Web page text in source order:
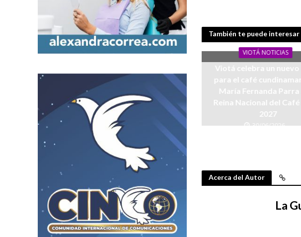
También te puede interesar
VIOTÁ NOTICIAS
Viotá celebra un
para el café
María Fernanda Parra
Reina Nacional del Café
2027
30/06/2026
Acerca del Autor
La